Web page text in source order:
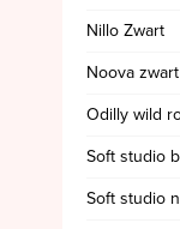
Nillo Zwart
Noova zwart
Odilly wild
Soft studio
Soft studio